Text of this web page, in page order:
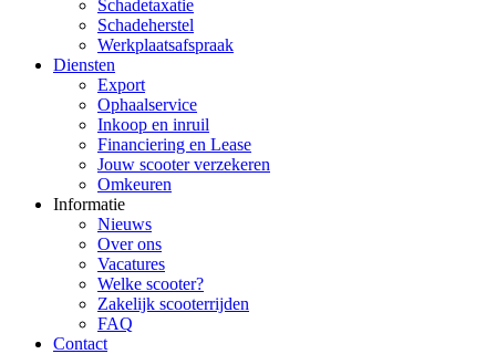
Schadetaxatie
Schadeherstel
Werkplaatsafspraak
Diensten
Export
Ophaalservice
Inkoop en inruil
Financiering en Lease
Jouw scooter verzekeren
Omkeuren
Informatie
Nieuws
Over ons
Vacatures
Welke scooter?
Zakelijk scooterrijden
FAQ
Contact